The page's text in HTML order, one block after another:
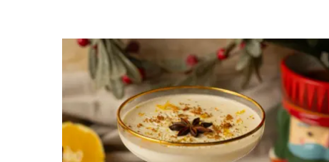
Összesen
A vitamin (RAE):
B6 vitamin:
B12 Vitamin: